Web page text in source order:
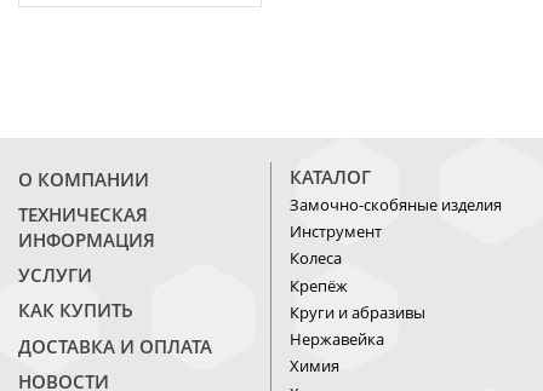
О КОМПАНИИ
ТЕХНИЧЕСКАЯ
ИНФОРМАЦИЯ
УСЛУГИ
КАК КУПИТЬ
ДОСТАВКА И ОПЛАТА
НОВОСТИ
КАТАЛОГ
Замочно-скобяные изделия
Инструмент
Колеса
Крепёж
Круги и абразивы
Нержавейка
Химия